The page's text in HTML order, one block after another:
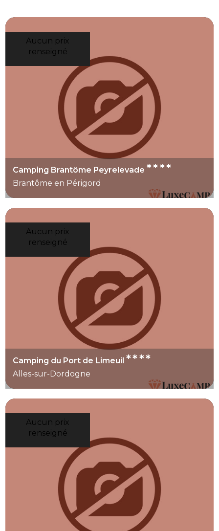
Aucun prix
renseigné
Camping Brantôme Peyrelevade****
Brantôme en Périgord
Aucun prix
renseigné
Camping du Port de Limeuil****
Alles-sur-Dordogne
Aucun prix
renseigné